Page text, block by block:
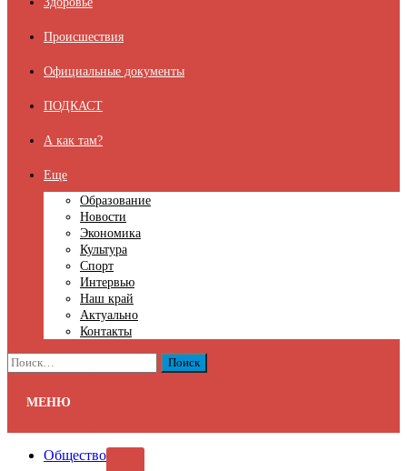
Происшествия
Официальные документы
ПОДКАСТ
А как там?
Еще
Образование
Новости
Экономика
Культура
Спорт
Интервью
Наш край
Актуально
Контакты
Найти:
МЕНЮ
Общество